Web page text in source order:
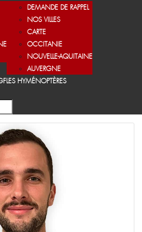
DEMANDE DE RAPPEL
NOS VILLES
CARTE
OCCITANIE
NOUVELLE-AQUITAINE
AUVERGNE
LES HYMÉNOPTÈRES